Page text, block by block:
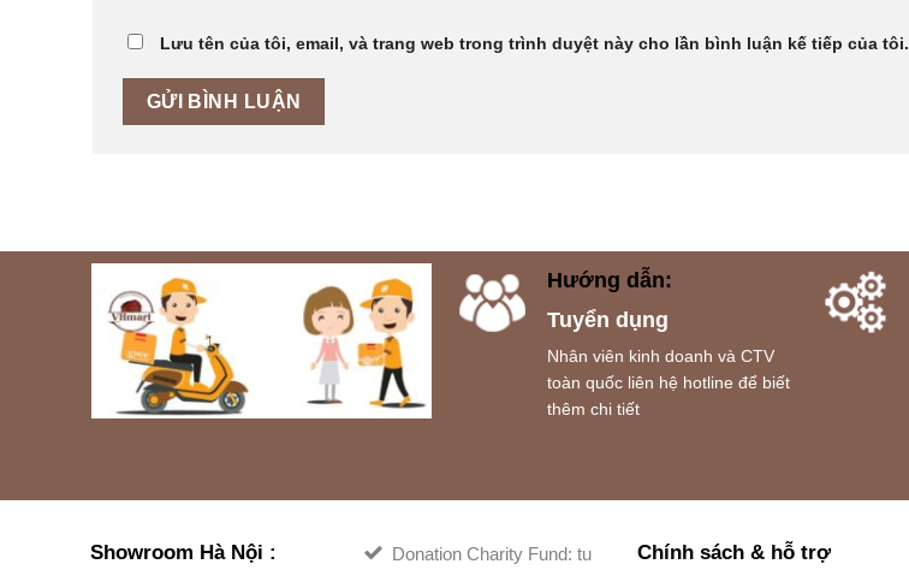
Lưu tên của tôi, email, và trang web trong trình duyệt này cho lần bình luận kế tiếp của tôi.
Hướng dẫn:
Tuyển dụng
Nhân viên kinh doanh và CTV
toàn quốc liên hệ hotline để biết
thêm chi tiết
Showroom Hà Nội :
Donation Charity Fund: tu
Chính sách & hỗ trợ